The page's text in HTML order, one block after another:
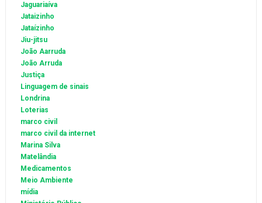
Jaguariaíva
Jataizinho
Jataízinho
Jiu-jitsu
João Aarruda
João Arruda
Justiça
Linguagem de sinais
Londrina
Loterias
marco civil
marco civil da internet
Marina Silva
Matelândia
Medicamentos
Meio Ambiente
mídia